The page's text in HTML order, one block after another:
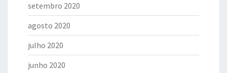
setembro 2020
agosto 2020
julho 2020
junho 2020